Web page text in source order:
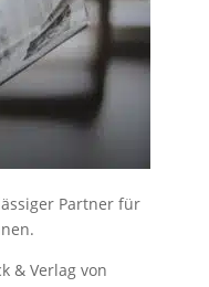
Partner für
& Verlag von